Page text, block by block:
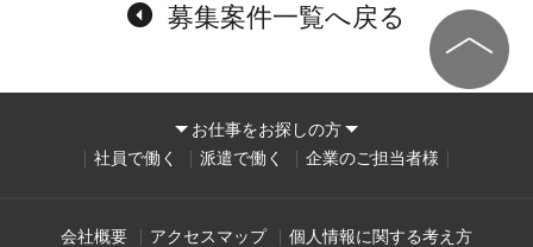
募集案件一覧へ戻る
お仕事をお探しの方
社員で働く
派遣で働く 企業のご担当者様
会社概要 アクセスマップ
個人情報に関する考え方